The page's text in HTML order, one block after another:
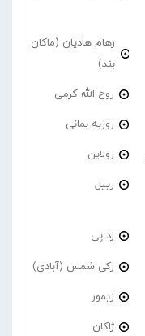
رهام هادیان (ماکان
بند)
روح الله کرمی
روزبه بمانی
رولاین
رییل
زِد پی
زکی شمس (آبادی)
زیمور
ژاکان